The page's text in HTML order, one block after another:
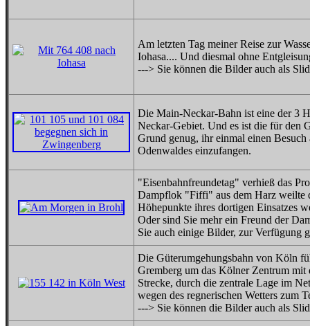
Am letzten Tag meiner Reise zur
Iohasa.... Und diesmal ohne
---> Sie können die Bilder auch als
Die Main-Neckar-Bahn ist eine der 3
Neckar-Gebiet. Und es ist die für den
Grund genug, ihr einmal einen
Odenwaldes einzufangen.
"Eisenbahnfreundetag" verhieß das
Dampflok "Fiffi" aus dem Harz weilte
Höhepunkte ihres dortigen Einsatzes
Oder sind Sie mehr ein Freund der
Sie auch einige Bilder, zur
Die Güterumgehungsbahn von Köln
Gremberg um das Kölner Zentrum
Strecke, durch die zentrale Lage im
wegen des regnerischen Wetters zum
---> Sie können die Bilder auch als